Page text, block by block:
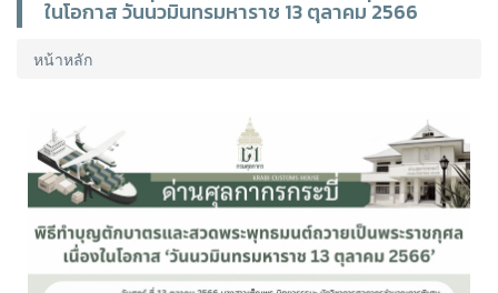
ในโอกาส วันนวมินทรมหาราช 13 ตุลาคม 2566
หน้าหลัก